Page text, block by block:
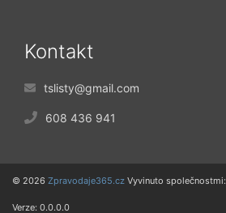
Kontakt
tslisty@gmail.com
608 436 941
© 2026 Zpravodaje365.cz Vyvinuto společnostmi:
Verze: 0.0.0.0